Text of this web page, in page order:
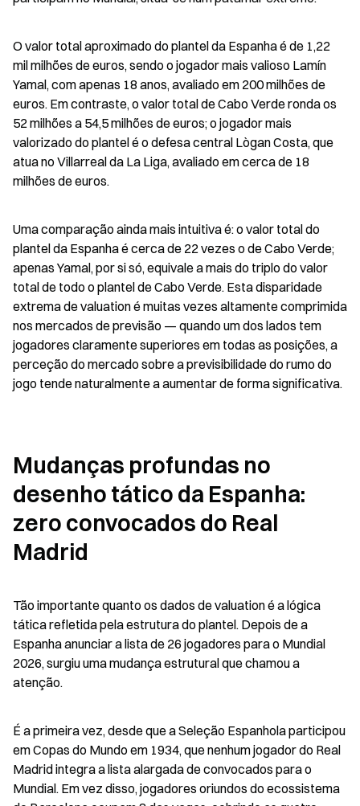
O valor total aproximado do plantel da Espanha é de 1,22
mil milhões de euros, sendo o jogador mais valioso Lamín
Yamal, com apenas 18 anos, avaliado em 200 milhões de
euros. Em contraste, o valor total de Cabo Verde ronda os
52 milhões a 54,5 milhões de euros; o jogador mais
valorizado do plantel é o defesa central Lògan Costa, que
atua no Villarreal da La Liga, avaliado em cerca de 18
milhões de euros.
Uma comparação ainda mais intuitiva é: o valor total do
plantel da Espanha é cerca de 22 vezes o de Cabo Verde;
apenas Yamal, por si só, equivale a mais do triplo do valor
total de todo o plantel de Cabo Verde. Esta disparidade
extrema de valuation é muitas vezes altamente comprimida
nos mercados de previsão — quando um dos lados tem
jogadores claramente superiores em todas as posições, a
perceção do mercado sobre a previsibilidade do rumo do
jogo tende naturalmente a aumentar de forma significativa.
Mudanças profundas no
desenho tático da Espanha:
zero convocados do Real
Madrid
Tão importante quanto os dados de valuation é a lógica
tática refletida pela estrutura do plantel. Depois de a
Espanha anunciar a lista de 26 jogadores para o Mundial
2026, surgiu uma mudança estrutural que chamou a
atenção.
É a primeira vez, desde que a Seleção Espanhola participou
em Copas do Mundo em 1934, que nenhum jogador do Real
Madrid integra a lista alargada de convocados para o
Mundial. Em vez disso, jogadores oriundos do ecossistema